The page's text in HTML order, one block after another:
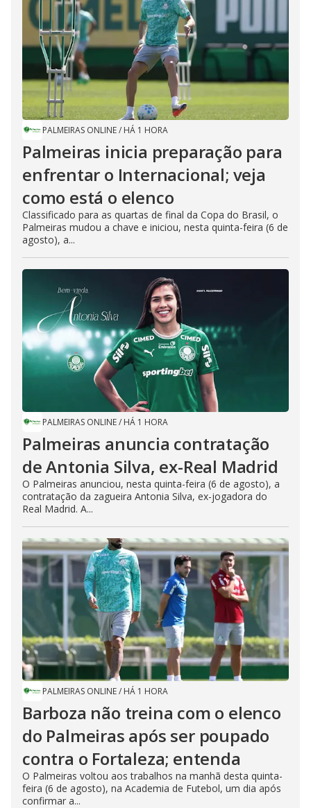
PALMEIRAS ONLINE/ HÁ 1 HORA
Palmeiras inicia preparação para
enfrentar o Internacional; veja
como está o elenco
Classificado para as quartas de final da Copa do Brasil, o
Palmeiras mudou a chave e iniciou, nesta quinta-feira (6 de
agosto), a...
PALMEIRAS ONLINE/ HÁ 1 HORA
Palmeiras anuncia contratação
de Antonia Silva, ex-Real Madrid
O Palmeiras anunciou, nesta quinta-feira (6 de agosto), a
contratação da zagueira Antonia Silva, ex-jogadora do
Real Madrid. A...
PALMEIRAS ONLINE/ HÁ 1 HORA
Barboza não treina com o elenco
do Palmeiras após ser poupado
contra o Fortaleza; entenda
O Palmeiras voltou aos trabalhos na manhã desta quinta-
feira (6 de agosto), na Academia de Futebol, um dia após
confirmar a...